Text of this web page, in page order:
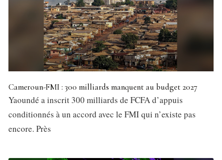
Cameroun-FMI : 300 milliards manquent au budget 2027
Yaoundé a inscrit 300 milliards de FCFA d’appuis
conditionnés à un accord avec le FMI qui n’existe pas
encore. Près